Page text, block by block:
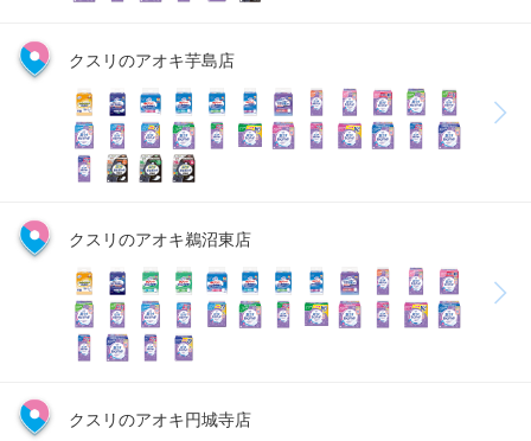
クスリのアオキ芋島店
クスリのアオキ鵜沼東店
クスリのアオキ円城寺店